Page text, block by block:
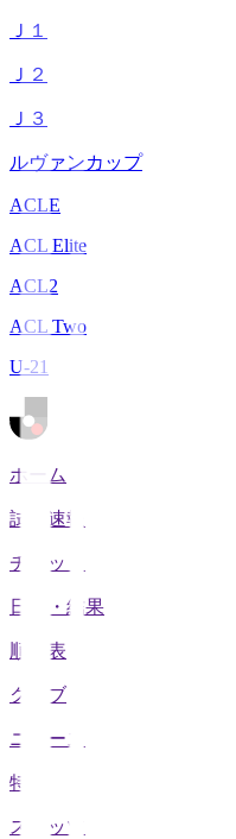
Ｊ１
Ｊ２
Ｊ３
ルヴァンカップ
ACLE
ACL Elite
ACL2
ACL Two
U-21
ホーム
試合速報
チケット
日程・結果
順位表
クラブ
ニュース
特集
スタッツ